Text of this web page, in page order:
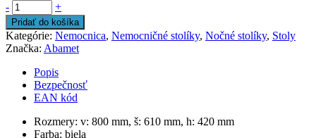
- +
Pridať do košíka
Kategórie: Nemocnica, Nemocničné stolíky, Nočné stolíky, Stoly
Značka: Abamet
Popis
Bezpečnosť
EAN kód
Rozmery: v: 800 mm, š: 610 mm, h: 420 mm
Farba: biela